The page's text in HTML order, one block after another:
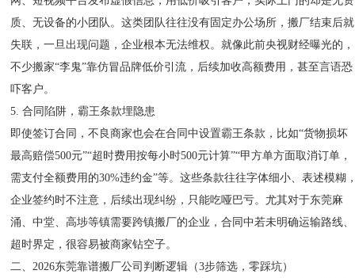
质、无设备的小团队。这类团队往往没有固定办公场所，搬厂结束后就
失联，一旦出现问题，企业根本无法维权。就像此前央视财经曝光的，
不少搬家“李鬼”靠仿冒品牌低价引流，后续加收高额费用，甚至言语恐
吓客户。
5. 合同陷阱，霸王条款埋隐患
即使签订合同，不良商家也会在合同中设置霸王条款，比如“货物损坏
最高赔偿500元”“超时费用按每小时500元计算”“甲方单方面取消订单，
需支付全额费用的30%违约金”等。这些条款往往字体细小、表述模糊
企业签约时不注意，后续出现纠纷，只能吃哑巴亏。尤其对于东莞麻
涌、中堂、高埗等镇需要跨镇搬厂的企业，合同中若未明确运输路线、
超时界定，很容易被商家钻空子。
二、2026东莞靠谱搬厂公司判断逻辑（3步筛选，零踩坑）